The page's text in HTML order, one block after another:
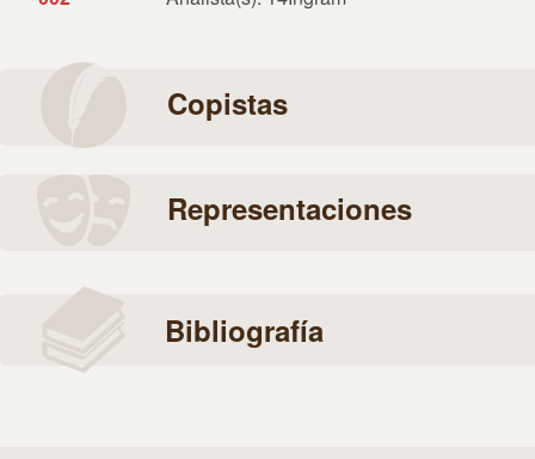
Copistas
Representaciones
Bibliografía